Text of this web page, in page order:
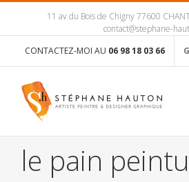
11 av du Bois de Chigny 77600
contact@stephane-
CONTACTEZ-MOI AU 06 98 18 03 66
le pain